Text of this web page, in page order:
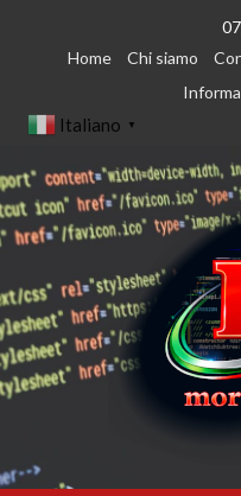
Home
Chi siamo
Italiano ▼